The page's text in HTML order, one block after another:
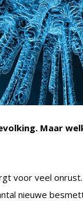
Maar
voor veel
nieuwe